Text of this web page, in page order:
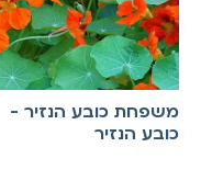
משפחת כובע הנזיר -
כובע הנזיר